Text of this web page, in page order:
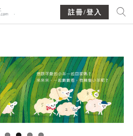
註冊/登入